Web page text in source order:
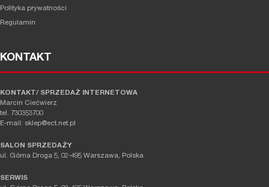
Polityka prywatności
Regulamin
KONTAKT
KONTAKT/ SPRZEDAŻ INTERNETOWA
Marcin Ciećwierz
tel. 730353700
E-mail: sklep@ect.net.pl
SALON SPRZEDAŻY
ul. Górna Droga 5, 02-495 Warszawa, Polska
SERWIS